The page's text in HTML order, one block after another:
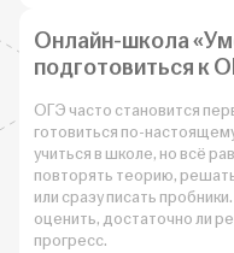
Онлайн-школа
подготовиться к
ОГЭ часто становится
готовиться по-
учиться в школе, но всё
повторять теорию,
или сразу писать
оценить, достаточно ли
прогресс.